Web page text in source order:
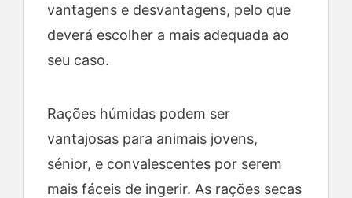
vantagens e desvantagens, pelo que
deverá escolher a mais adequada ao
seu caso.
Rações húmidas podem ser
vantajosas para animais jovens,
sénior, e convalescentes por serem
mais fáceis de ingerir. As rações secas